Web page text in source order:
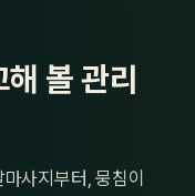
볼 관리
사지부터, 뭉침이